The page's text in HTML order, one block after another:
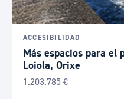
ACCESIBILIDAD
Más espacios para el
Loiola, Orixe
1.203.785 €